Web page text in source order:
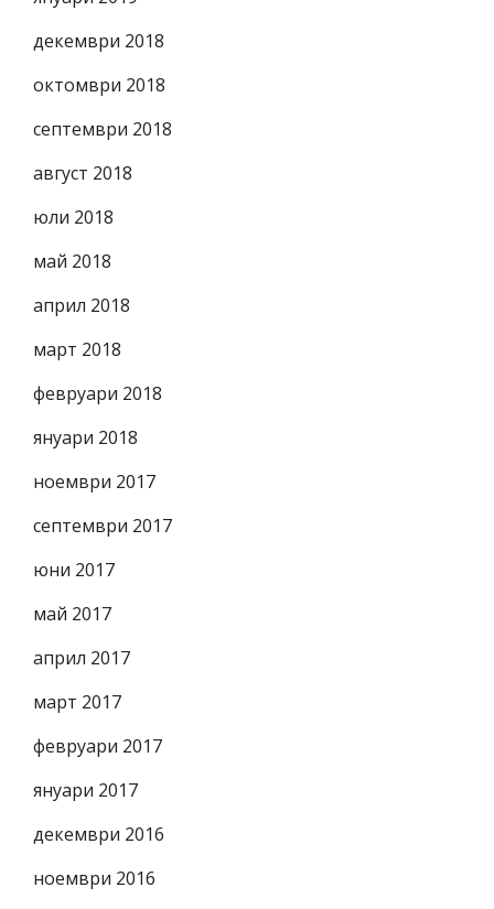
декември 2018
октомври 2018
септември 2018
август 2018
юли 2018
май 2018
април 2018
март 2018
февруари 2018
януари 2018
ноември 2017
септември 2017
юни 2017
май 2017
април 2017
март 2017
февруари 2017
януари 2017
декември 2016
ноември 2016